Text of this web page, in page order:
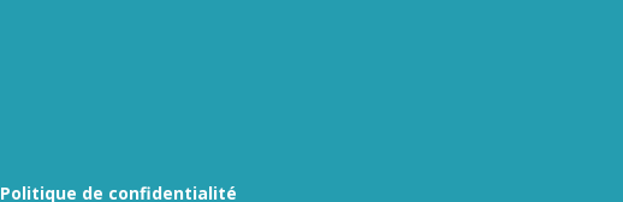
Politique de confidentialité